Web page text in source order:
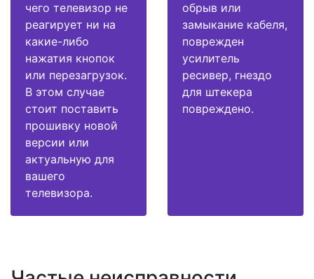
чего телевизор не
реагирует ни на
какие-либо
нажатия кнопок
или перезагрузок.
В этом случае
стоит поставить
прошивку новой
версии или
актуальную для
вашего
телевизора.
обрыв или
замыкание кабеля,
поврежден
усилитель
ресивер, гнездо
для штекера
повреждено.